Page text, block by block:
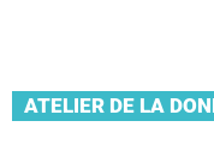
ATELIER DE LA